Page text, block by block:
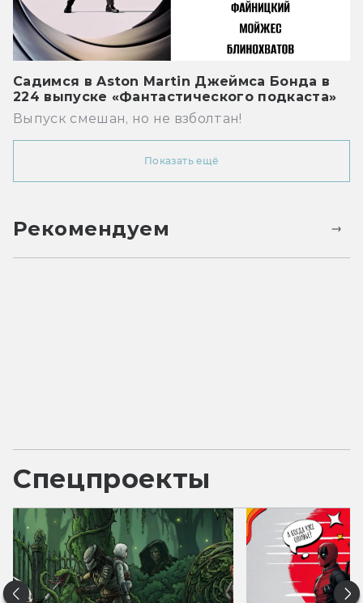
Садимся в Aston Martin Джеймса Бонда в
224 выпуске «Фантастического подкаста»
Выпуск смешан, но не взболтан!
Показать ещё
Рекомендуем
Спецпроекты